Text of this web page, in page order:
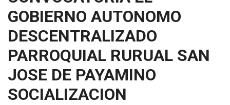
GOBIERNO AUTONOMO
DESCENTRALIZADO
PARROQUIAL RURUAL SAN
JOSE DE PAYAMINO
SOCIALIZACION